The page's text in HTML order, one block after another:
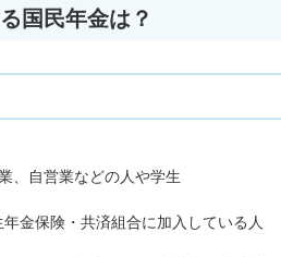
国民年金は？
、自営業などの人や学生
金保険・共済組合に加入している人